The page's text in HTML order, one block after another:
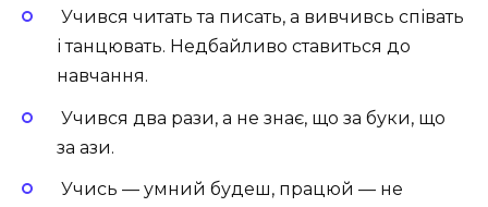
Учився читать та писать, а вивчивсь співать
і танцювать. Недбайливо ставиться до
навчання.
Учився два рази, а не знає, що за буки, що
за ази.
Учись — умний будеш, працюй — не